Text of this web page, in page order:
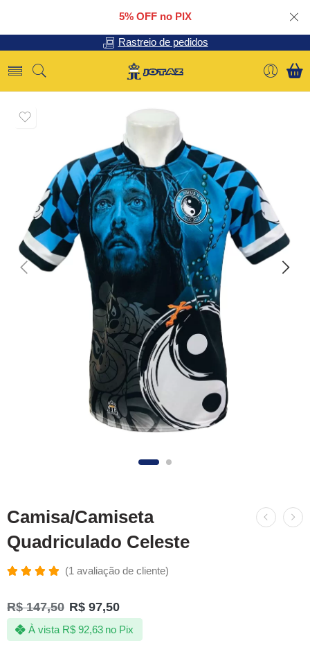
5% OFF no PIX
Rastreio de pedidos
Camisa/Camiseta
Quadriculado Celeste
5.00de 5,
com
baseado
em
(1 avaliação de cliente)
R$147,50 R$ 97,50
À vista R$92,63 no Pix